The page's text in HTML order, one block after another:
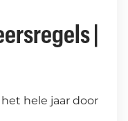
|
hele jaar door